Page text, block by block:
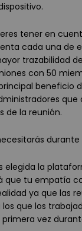
tener en
cada una de
trazabilidad
con 50
beneficio
de la reunión.
durante
elegida la
que tu empatía
ya que las
que los
vez